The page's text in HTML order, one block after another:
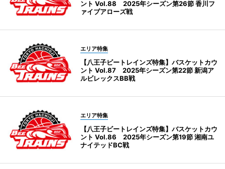
ント Vol.88 2025年シーズン第26節 香川フ
ァイブアローズ戦
エリア特集
【八王子ビートレインズ特集】バスケットカウ
ント Vol.87 2025年シーズン第22節 新潟ア
ルビレックスBB戦
エリア特集
【八王子ビートレインズ特集】バスケットカウ
ント Vol.86 2025年シーズン第19節 湘南ユ
ナイテッドBC戦